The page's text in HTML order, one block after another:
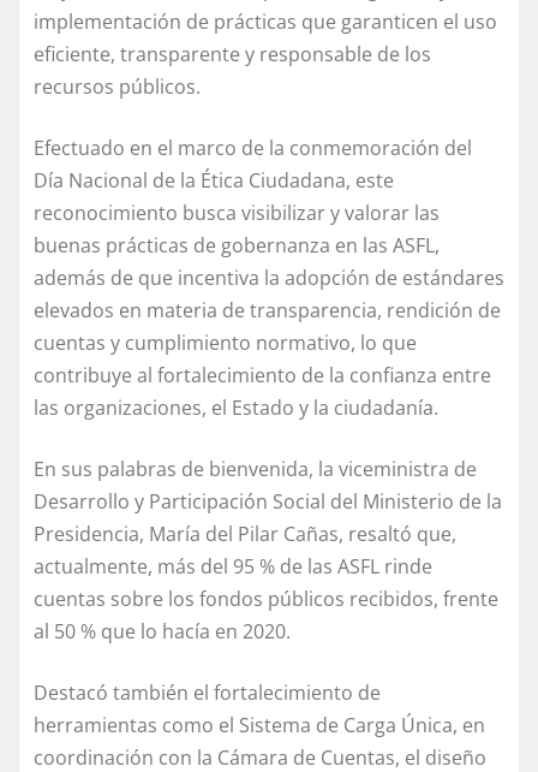
implementación de prácticas que garanticen el uso
eficiente, transparente y responsable de los
recursos públicos.
Efectuado en el marco de la conmemoración del
Día Nacional de la Ética Ciudadana, este
reconocimiento busca visibilizar y valorar las
buenas prácticas de gobernanza en las ASFL,
además de que incentiva la adopción de estándares
elevados en materia de transparencia, rendición de
cuentas y cumplimiento normativo, lo que
contribuye al fortalecimiento de la confianza entre
las organizaciones, el Estado y la ciudadanía.
En sus palabras de bienvenida, la viceministra de
Desarrollo y Participación Social del Ministerio de la
Presidencia, María del Pilar Cañas, resaltó que,
actualmente, más del 95 % de las ASFL rinde
cuentas sobre los fondos públicos recibidos, frente
al 50 % que lo hacía en 2020.
Destacó también el fortalecimiento de
herramientas como el Sistema de Carga Única, en
coordinación con la Cámara de Cuentas, el diseño